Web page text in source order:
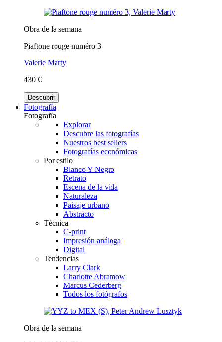
Obra de la semana
Piaftone rouge numéro 3
Valerie Marty
430 €
Descubrir
Fotografía
Fotografía
Explorar
Descubre las fotografías
Nuestros best sellers
Fotografías económicas
Por estilo
Blanco Y Negro
Retrato
Escena de la vida
Naturaleza
Paisaje urbano
Abstracto
Técnica
C-print
Impresión análoga
Digital
Tendencias
Larry Clark
Charlotte Abramow
Marcus Cederberg
Todos los fotógrafos
Obra de la semana